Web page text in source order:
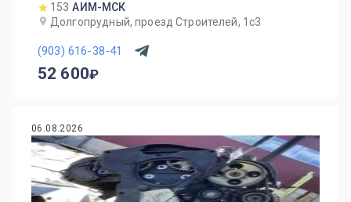
153 АИМ-МСК
Долгопрудный, проезд Строителей, 1с3
(903) 616-38-41
52 600
06.08.2026